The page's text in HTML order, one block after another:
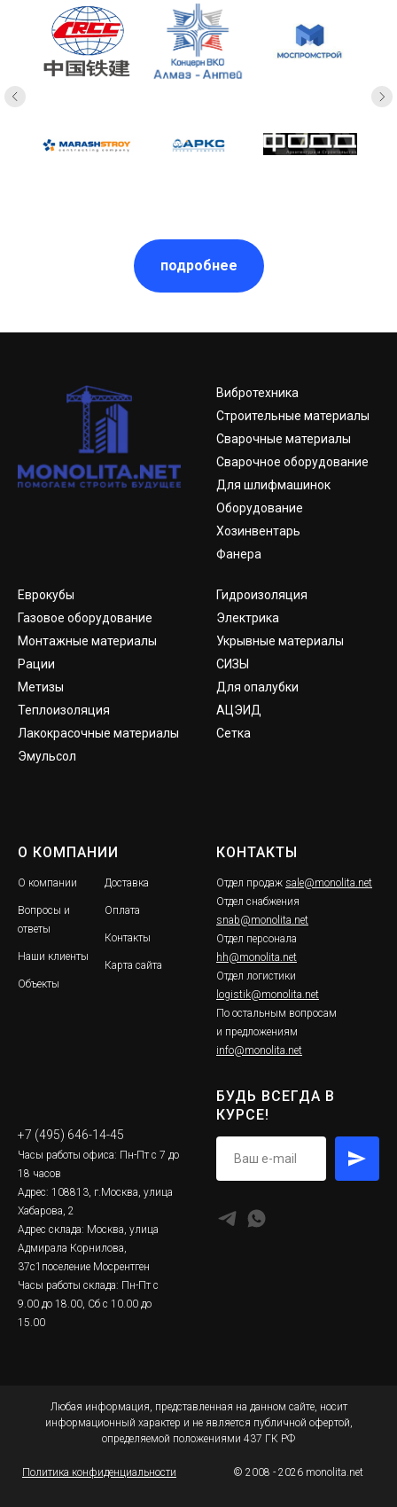
подробнее
Вибротехника
Строительные материалы
Сварочные материалы
Сварочное оборудование
Для шлифмашинок
Оборудование
Хозинвентарь
Фанера
Еврокубы
Газовое оборудование
Монтажные материалы
Рации
Метизы
Теплоизоляция
Лакокрасочные материалы
Эмульсол
Гидроизоляция
Электрика
Укрывные материалы
СИЗЫ
Для опалубки
АЦЭИД
Сетка
О КОМПАНИИ
О компании
Вопросы и
ответы
Наши клиенты
Объекты
Доставка
Оплата
Контакты
Карта сайта
КОНТАКТЫ
Отдел продаж sale@monolita.net
Отдел снабжения
snab@monolita.net
Отдел персонала
hh@monolita.net
Отдел логистики
logistik@monolita.net
По остальным вопросам
и предложениям
info@monolita.net
+7 (495) 646-14-45
Часы работы офиса: Пн-Пт с 7 до
18 часов
Адрес: 108813, г.Москва, улица
Хабарова, 2
Адрес склада: Москва, улица
Адмирала Корнилова,
37с1поселение Мосрентген
Часы работы склада: Пн-Пт с
9.00 до 18.00, Сб с 10.00 до
15.00
БУДЬ ВСЕГДА В
КУРСЕ!
Любая информация, представленная на данном сайте, носит
информационный характер и не является публичной офертой,
определяемой положениями 437 ГК РФ
Политика конфиденциальности © 2008 - 2026 monolita.net